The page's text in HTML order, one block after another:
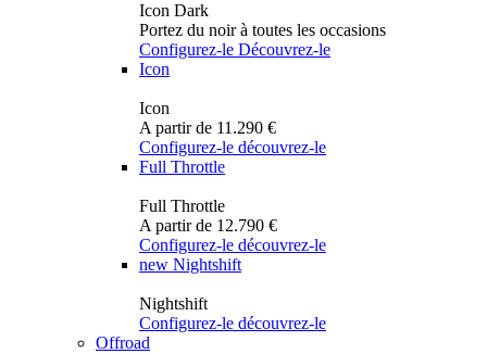
Icon Dark
Portez du noir à toutes les occasions
Configurez-le Découvrez-le
Icon
Icon
A partir de 11.290 €
Configurez-le découvrez-le
Full Throttle
Full Throttle
A partir de 12.790 €
Configurez-le découvrez-le
new Nightshift
Nightshift
Configurez-le découvrez-le
Offroad